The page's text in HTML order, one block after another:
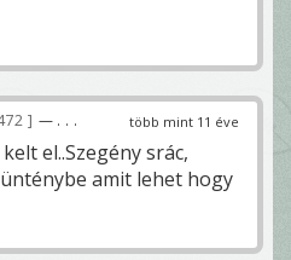
több mint 11 éve
— . . .
el..Szegény srác,
amit lehet hogy